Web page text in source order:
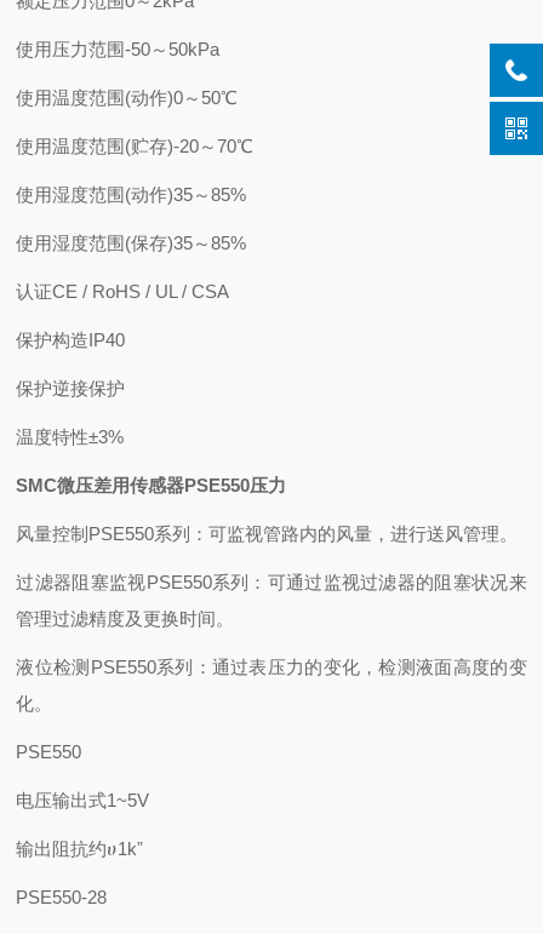
使用压力范围-50～50kPa
使用温度范围(动作)0～50℃
使用温度范围(贮存)-20～70℃
使用湿度范围(动作)35～85%
使用湿度范围(保存)35～85%
认证CE / RoHS / UL / CSA
保护构造IP40
保护逆接保护
温度特性±3%
SMC微压差用传感器PSE550压力
风量控制PSE550系列：可监视管路内的风量，进行送风管理。
过滤器阻塞监视PSE550系列：可通过监视过滤器的阻塞状况来
管理过滤精度及更换时间。
液位检测PSE550系列：通过表压力的变化，检测液面高度的变
化。
PSE550
电压输出式1~5V
输出阻抗约ሀ1kˮ
PSE550-28